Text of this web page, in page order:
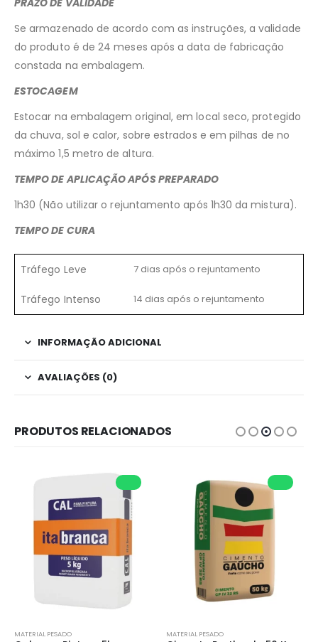
PRAZO DE VALIDADE
Se armazenado de acordo com as instruções, a validade
do produto é de 24 meses após a data de fabricação
constada na embalagem.
ESTOCAGEM
Estocar na embalagem original, em local seco, protegido
da chuva, sol e calor, sobre estrados e em pilhas de no
máximo 1,5 metro de altura.
TEMPO DE APLICAÇÃO APÓS PREPARADO
1h30 (Não utilizar o rejuntamento após 1h30 da mistura).
TEMPO DE CURA
Tráfego Leve 7 dias após o rejuntamento
Tráfego Intenso 14 dias após o rejuntamento
INFORMAÇÃO ADICIONAL
AVALIAÇÕES (0)
PRODUTOS RELACIONADOS
MATERIAL PESADO MATERIAL PESADO